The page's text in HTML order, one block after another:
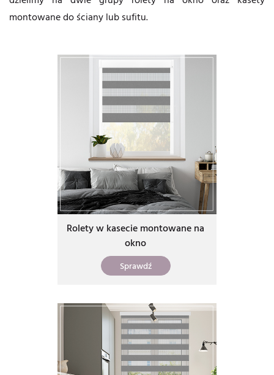
montowane do ściany lub sufitu.
Rolety w kasecie montowane na
okno
Sprawdź